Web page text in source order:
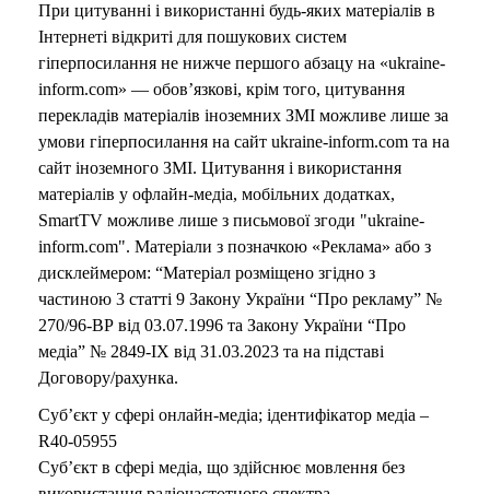
При цитуванні і використанні будь-яких матеріалів в
Інтернеті відкриті для пошукових систем
гіперпосилання не нижче першого абзацу на «ukraine-
inform.com» — обов’язкові, крім того, цитування
перекладів матеріалів іноземних ЗМІ можливе лише за
умови гіперпосилання на сайт ukraine-inform.com та на
сайт іноземного ЗМІ. Цитування і використання
матеріалів у офлайн-медіа, мобільних додатках,
SmartTV можливе лише з письмової згоди "ukraine-
inform.com". Матеріали з позначкою «Реклама» або з
дисклеймером: “Матеріал розміщено згідно з
частиною 3 статті 9 Закону України “Про рекламу” №
270/96-ВР від 03.07.1996 та Закону України “Про
медіа” № 2849-IX від 31.03.2023 та на підставі
Договору/рахунка.
Суб’єкт у сфері онлайн-медіа; ідентифікатор медіа –
R40-05955
Суб’єкт в сфері медіа, що здійснює мовлення без